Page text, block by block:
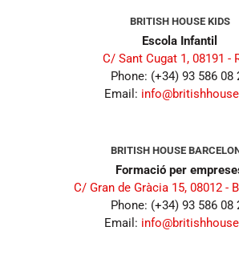
BRITISH HOUSE KIDS
Escola Infantil
C/ Sant Cugat 1, 08191 -
Phone: (+34) 93 586 08
Email:
BRITISH HOUSE
Formació per
C/ Gran de Gràcia 15, 08012 -
Phone: (+34) 93 586 08
Email: